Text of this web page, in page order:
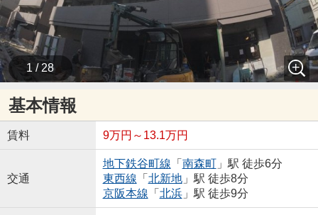
1 / 28
基本情報
賃料 9万円～13.1万円
交通
地下鉄谷町線 「 南森町」駅 徒歩6分
東西線 「 北新地」駅 徒歩8分
京阪本線 「 北浜」駅 徒歩9分